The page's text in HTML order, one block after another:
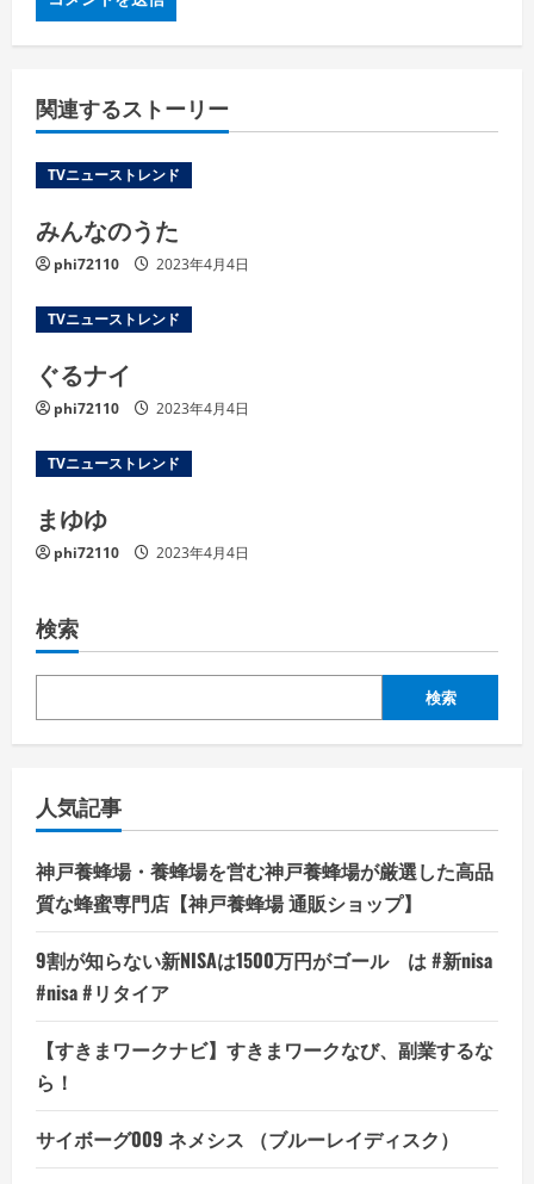
関連するストーリー
TVニューストレンド
みんなのうた
phi72110 2023年4月4日
TVニューストレンド
ぐるナイ
phi72110 2023年4月4日
TVニューストレンド
まゆゆ
phi72110 2023年4月4日
検索
検索
人気記事
神戸養蜂場・養蜂場を営む神戸養蜂場が厳選した高品
質な蜂蜜専門店【神戸養蜂場 通販ショップ】
9割が知らない新NISAは1500万円がゴール は #新nisa
#nisa #リタイア
【すきまワークナビ】すきまワークなび、副業するな
ら！
サイボーグ009 ネメシス （ブルーレイディスク）